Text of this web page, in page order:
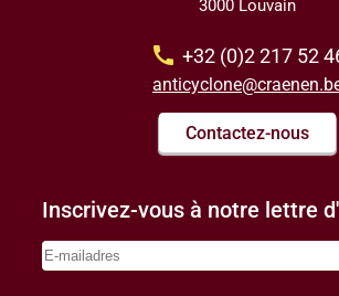
3000 Louvain
call +32 (0)2 217 52
Contactez-nous
Inscrivez-vous à notre lettre